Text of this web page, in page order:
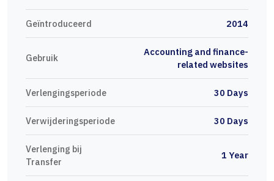
Geïntroduceerd 2014
Gebruik
Accounting and finance-
related websites
Verlengingsperiode 30 Days
Verwijderingsperiode 30 Days
Verlenging bij
Transfer
1 Year